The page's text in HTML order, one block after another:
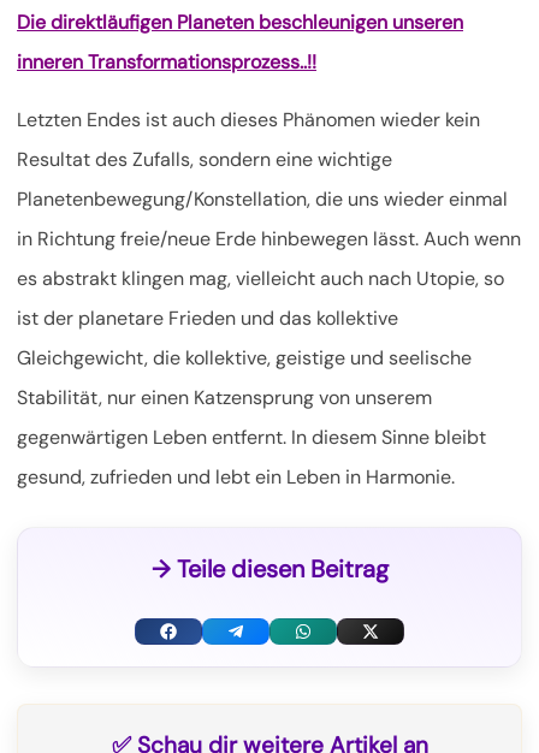
Die direktläufigen Planeten beschleunigen unseren
inneren Transformationsprozess..!!
Letzten Endes ist auch dieses Phänomen wieder kein
Resultat des Zufalls, sondern eine wichtige
Planetenbewegung/Konstellation, die uns wieder einmal
in Richtung freie/neue Erde hinbewegen lässt. Auch wenn
es abstrakt klingen mag, vielleicht auch nach Utopie, so
ist der planetare Frieden und das kollektive
Gleichgewicht, die kollektive, geistige und seelische
Stabilität, nur einen Katzensprung von unserem
gegenwärtigen Leben entfernt. In diesem Sinne bleibt
gesund, zufrieden und lebt ein Leben in Harmonie.
→ Teile diesen Beitrag
F
T
W
X
T
✅ Schau dir weitere Artikel an